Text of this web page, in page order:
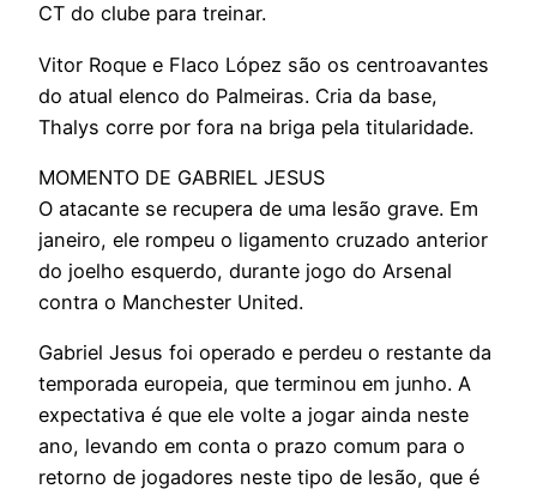
CT do clube para treinar.
Vitor Roque e Flaco López são os centroavantes
do atual elenco do Palmeiras. Cria da base,
Thalys corre por fora na briga pela titularidade.
MOMENTO DE GABRIEL JESUS
O atacante se recupera de uma lesão grave. Em
janeiro, ele rompeu o ligamento cruzado anterior
do joelho esquerdo, durante jogo do Arsenal
contra o Manchester United.
Gabriel Jesus foi operado e perdeu o restante da
temporada europeia, que terminou em junho. A
expectativa é que ele volte a jogar ainda neste
ano, levando em conta o prazo comum para o
retorno de jogadores neste tipo de lesão, que é